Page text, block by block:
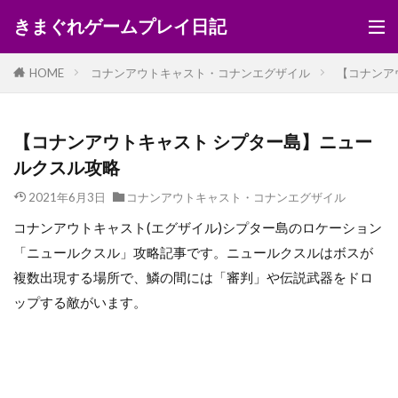
きまぐれゲームプレイ日記
HOME コナンアウトキャスト・コナンエグザイル 【コナン
【コナンアウトキャスト シプター島】ニュー
ルクスル攻略
2021年6月3日 コナンアウトキャスト・コナンエグザイル
コナンアウトキャスト(エグザイル)シプター島のロケーション
「ニュールクスル」攻略記事です。ニュールクスルはボスが
複数出現する場所で、鱗の間には「審判」や伝説武器をドロ
ップする敵がいます。